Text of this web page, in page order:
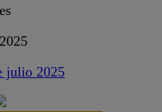
julio 2025